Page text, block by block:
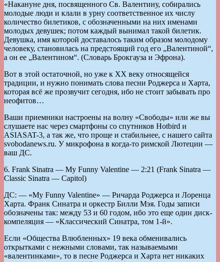
«Накануне дня, посвященного Св. Валентину, собирались
молодые люди и клали в урну соответственное их числу
количество билетиков, с обозначенными на них именами
молодых девушек; потом каждый вынимал такой билетик.
Девушка, имя которой доставалось таким образом молодому
человеку, становилась на предстоящий год его „Валентиной“,
а он ее „Валентином“. (Словарь Брокгауза и Эфрона).
Вот в этой остаточной, но уже к ХХ веку относящейся
традиции, и нужно понимать слова песни Роджерса и Харта,
которая всё же прозвучит сегодня, ибо не стоит забывать про
неофитов…
Ваши приемники настроены на волну «Свободы» или же вы
слушаете нас через смартфоны со спутников Hotbird и
ASIASAT-3, а так же, что проще и стабильнее, c нашего сайта
svobodanews.ru. У микрофона в когда-то римской Лютеции —
ваш ДС.
6. Frank Sinatra — My Funny Valentine — 2:21 (Frank Sinatra —
Classic Sinatra — Capitol)
ДС: — «My Funny Valentine» — Ричарда Роджерса и Лоренца
Харта. Франк Синатра и оркестр Билли Мэя. Годы записи
обозначены так: между 53 и 60 годом, ибо это еще один диск-
компеляция — «Классический Синатра, том 1-й».
Если «Общества Влюбленных» 19 века обменивались
открытками с нежными словами, так называемыми
«валентинками», то в песне Роджерса и Харта нет никаких